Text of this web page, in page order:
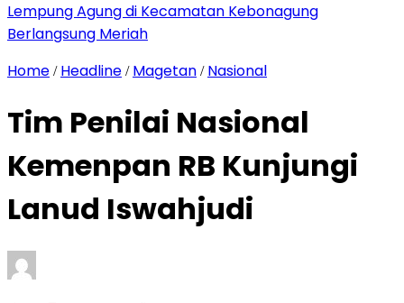
Lempung Agung di Kecamatan Kebonagung
Berlangsung Meriah
Home / Headline / Magetan / Nasional
Tim Penilai Nasional
Kemenpan RB Kunjungi
Lanud Iswahjudi